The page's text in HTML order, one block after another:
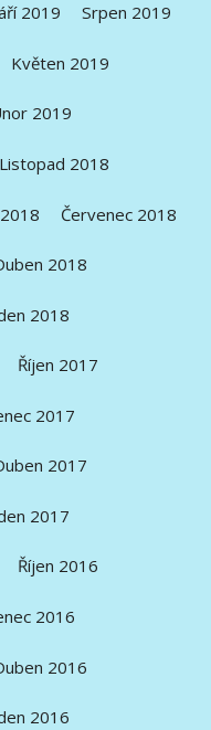
2019 Srpen 2019
Květen 2019
2019
Listopad 2018
Červenec 2018
2018
2018
Říjen 2017
2017
2017
2017
Říjen 2016
2016
2016
2016